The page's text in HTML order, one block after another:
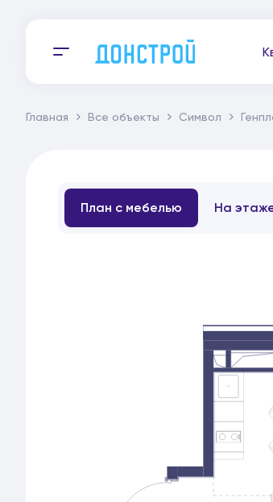
Главная Все объекты Символ
План с мебелью На